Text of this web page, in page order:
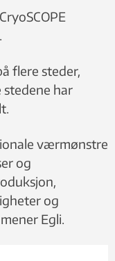
flere steder,
stedene har
værmønstre
og
og
Egli.